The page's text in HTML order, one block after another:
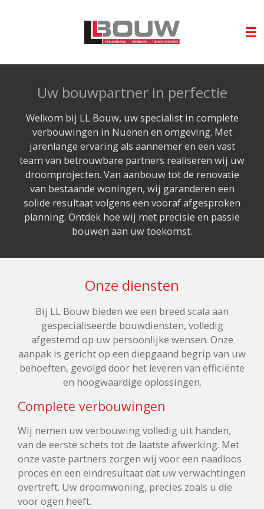
Uw bouwpartner in perfectie
Welkom bij LL Bouw, uw specialist in complete
verbouwingen in Nuenen en omgeving. Met
jarenlange ervaring als aannemer en een vast
team van betrouwbare partners realiseren wij uw
droomprojecten. Van aanbouw tot de renovatie
van bestaande woningen, wij garanderen een
solide resultaat volgens een vooraf afgesproken
planning. Ontdek hoe wij met precisie en passie
bouwen aan uw toekomst.
Onze diensten
Bij LL Bouw bieden we een breed scala aan
gespecialiseerde bouwdiensten, volledig
afgestemd op uw persoonlijke wensen. Onze
aanpak is gericht op een diepgaand begrip van uw
behoeften, gevolgd door het leveren van efficiënte
en hoogwaardige oplossingen.
Complete verbouwingen
Wij nemen uw verbouwing volledig uit handen,
van de eerste schets tot de laatste afwerking. Met
onze vaste partners zorgen wij voor een naadloos
proces en een eindresultaat dat uw verwachtingen
overtreft. Uw droomwoning, precies zoals u die
voor ogen heeft.